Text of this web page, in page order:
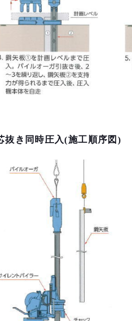
抜き同時圧入(施工順序図)